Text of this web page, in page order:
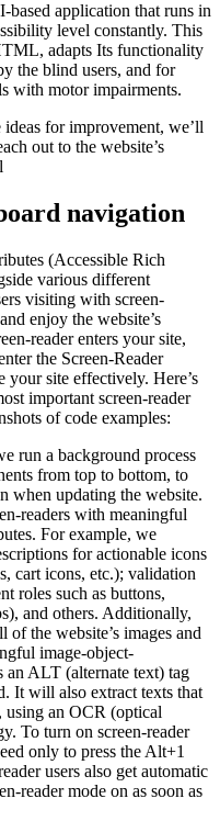
application that runs in
level constantly. This
adapts Its functionality
the blind users, and for
with motor impairments.
for improvement, we’ll
out to the website’s
navigation
(Accessible Rich
various different
visiting with screen-
enjoy the website’s
reader enters your site,
the Screen-Reader
your site effectively. Here’s
important screen-reader
of code examples:
run a background process
from top to bottom, to
when updating the website.
readers with meaningful
For example, we
for actionable icons
cart icons, etc.); validation
roles such as buttons,
and others. Additionally,
of the website’s images and
image-object-
an ALT (alternate text) tag
It will also extract texts that
using an OCR (optical
To turn on screen-reader
only to press the Alt+1
users also get automatic
reader mode on as soon as